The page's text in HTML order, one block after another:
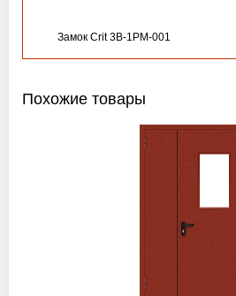
Замок Crit 3B-1PM-001
Похожие товары